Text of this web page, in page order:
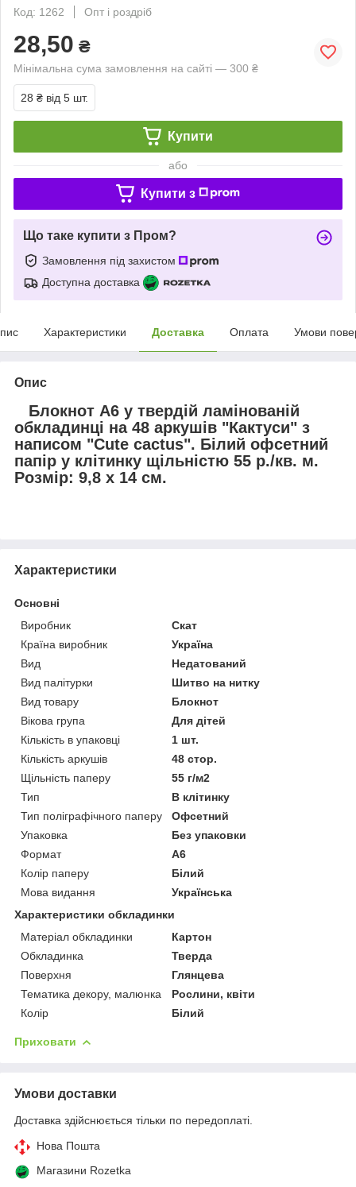
Код: 1262
Опт і роздріб
28,50 ₴
Мінімальна сума замовлення на сайті — 300 ₴
28 ₴ від 5 шт.
Купити
або
Купити з
Що таке купити з Пром?
Замовлення під захистом
Доступна доставка
Характеристики Доставка Оплата Умови
Опис
Блокнот А6 у твердій ламінованій
обкладинці на 48 аркушів "Кактуси" з
написом "Cute cactus". Білий офсетний
папір у клітинку щільністю 55 р./кв. м.
Розмір: 9,8 х 14 см.
Характеристики
Основні
Виробник
Скат
Країна виробник
Україна
Вид
Недатований
Вид палітурки
Шитво на нитку
Вид товару
Блокнот
Вікова група
Для дітей
Кількість в упаковці
1 шт.
Кількість аркушів
48 стор.
Щільність паперу
55 г/м2
Тип
В клітинку
Тип поліграфічного паперу
Офсетний
Упаковка
Без упаковки
Формат
A6
Колір паперу
Білий
Мова видання
Українська
Характеристики обкладинки
Матеріал обкладинки
Картон
Обкладинка
Тверда
Поверхня
Глянцева
Тематика декору, малюнка
Рослини, квіти
Колір
Білий
Приховати
Умови доставки
Доставка здійснюється тільки по передоплаті.
Нова Пошта
Магазини Rozetka